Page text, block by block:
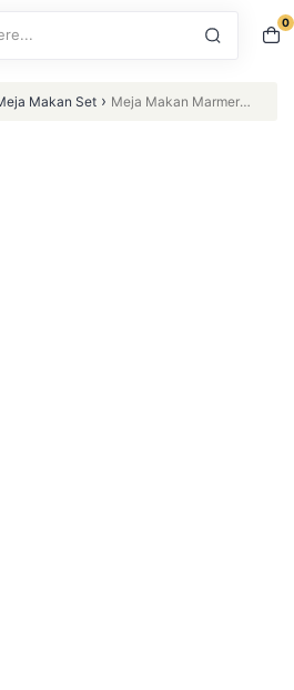
0
Makan Set › Meja Makan Marmer